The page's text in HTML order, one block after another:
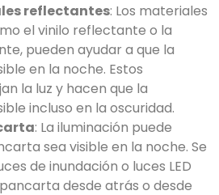
reflectantes: Los materiales
el vinilo reflectante o la
pueden ayudar a que la
en la noche. Estos
la luz y hacen que la
incluso en la oscuridad.
: La iluminación puede
sea visible en la noche. Se
de inundación o luces LED
desde atrás o desde